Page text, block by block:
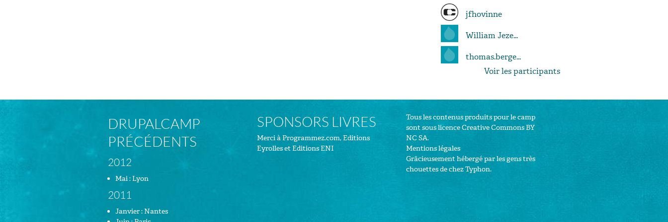
jfhovinne
William Jeze...
thomas.berge...
Voir les participants
DRUPALCAMP
PRÉCÉDENTS
2012
Mai : Lyon
2011
Janvier : Nantes
SPONSORS LIVRES
Merci àProgrammez.com,Editions
EyrollesetEditions ENI
Tous les contenus produits pour le camp
sont souslicence Creative Commons BY
NC SA.
Mentions légales
Grâcieusement hébergé par les gens très
chouettes de chezTyphon.